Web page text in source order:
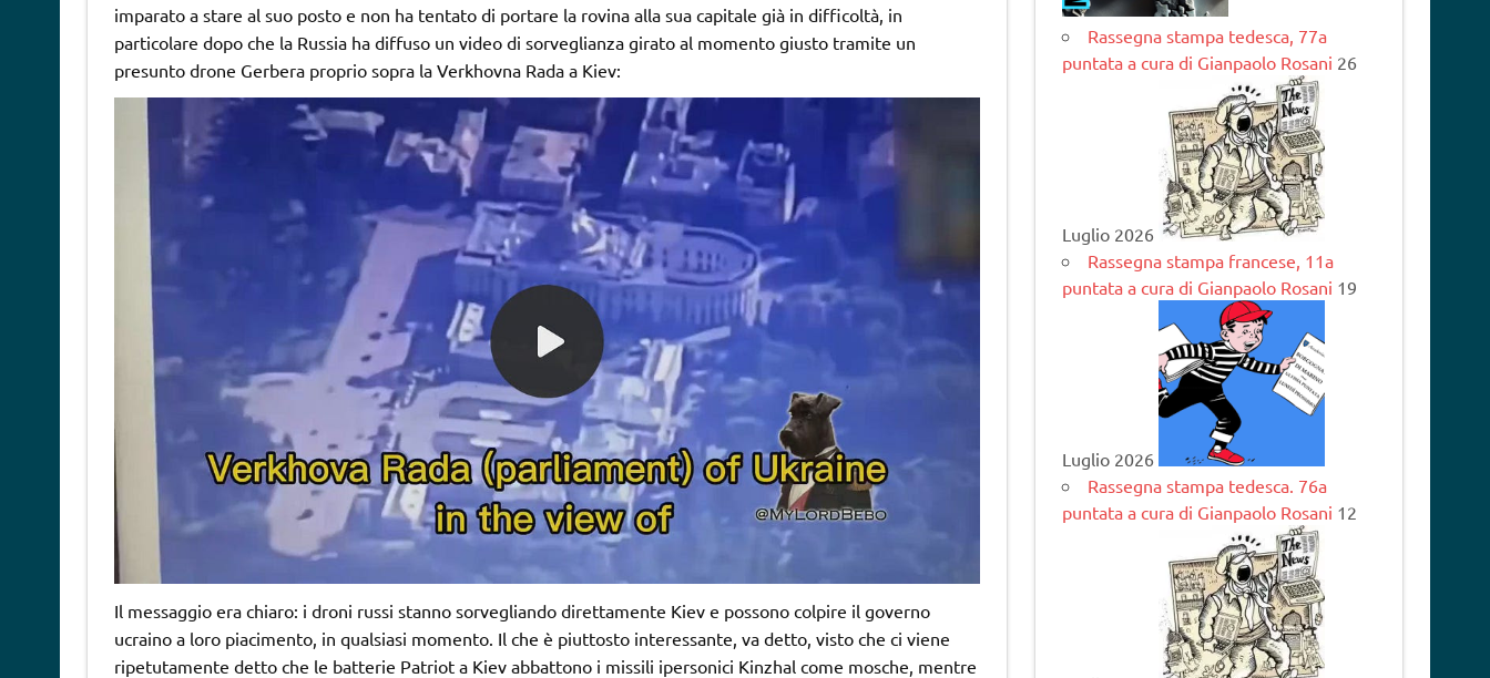
imparato a stare al suo posto e non ha tentato di portare la rovina alla sua capitale già in difficoltà, in
particolare dopo che la Russia ha diffuso un video di sorveglianza girato al momento giusto tramite un
presunto drone Gerbera proprio sopra la Verkhovna Rada a Kiev:
Il messaggio era chiaro: i droni russi stanno sorvegliando direttamente Kiev e possono colpire il governo
ucraino a loro piacimento, in qualsiasi momento. Il che è piuttosto interessante, va detto, visto che ci viene
ripetutamente detto che le batterie Patriot a Kiev abbattono i missili ipersonici Kinzhal come mosche, mentre
Rassegna stampa tedesca, 77a
puntata a cura di Gianpaolo Rosani 26
Luglio 2026
Rassegna stampa francese, 11a
puntata a cura di Gianpaolo Rosani 19
Luglio 2026
Rassegna stampa tedesca. 76a
puntata a cura di Gianpaolo Rosani 12